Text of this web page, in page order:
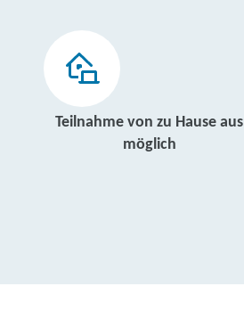
Teilnahme von zu Hause aus
möglich